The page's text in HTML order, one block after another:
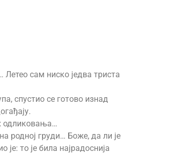
сам ниско једва триста
спустио се готово изнад
одликовања…
родној груди… Боже, да ли је
то је била најрадоснија